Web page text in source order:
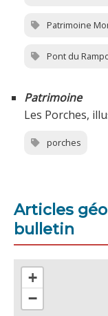
Patrimoine
Pont du
Patrimoine
Les Porches,
porches
Articles
bulletin
+
−